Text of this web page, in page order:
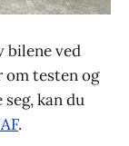
bilene ved
om testen og
kan du
.